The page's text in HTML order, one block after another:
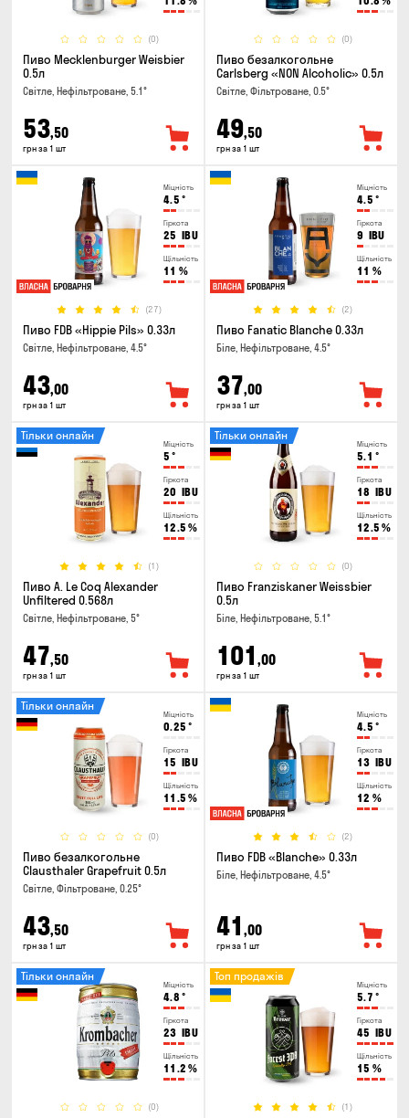
(0)
Пиво Mecklenburger Weisbier
0.5л
Світле, Нефільтроване, 5.1°
53,50
грн за 1 шт
(0)
Пиво безалкогольне
Carlsberg «NON Alcoholic» 0.5л
Світле, Фільтроване, 0.5°
49,50
грн за 1 шт
Міцність
4.5 °
Гіркота
25 IBU
Щільність
11 %
(27)
Пиво FDB «Hippie Pils» 0.33л
Світле, Нефільтроване, 4.5°
43,00
грн за 1 шт
Міцність
4.5 °
Гіркота
9 IBU
Щільність
11 %
(2)
Пиво Fanatic Blanche 0.33л
Біле, Нефільтроване, 4.5°
37,00
грн за 1 шт
Міцність
5 °
Гіркота
20 IBU
Щільність
12.5 %
(1)
Тільки онлайн
Пиво A. Le Coq Alexander
Unfiltered 0.568л
Світле, Нефільтроване, 5°
47,50
грн за 1 шт
Міцність
5.1 °
Гіркота
18 IBU
Щільність
12.5 %
(0)
Тільки онлайн
Пиво Franziskaner Weissbier
0.5л
Біле, Нефільтроване, 5.1°
101 ,00
грн за 1 шт
Міцність
0.25 °
Гіркота
15 IBU
Щільність
11.5 %
(0)
Тільки онлайн
Пиво безалкогольне
Clausthaler Grapefruit 0.5л
Світле, Фільтроване, 0.25°
43,50
грн за 1 шт
Міцність
4.5 °
Гіркота
13 IBU
Щільність
12 %
(2)
Пиво FDB «Blanche» 0.33л
Біле, Нефільтроване, 4.5°
41 ,00
грн за 1 шт
Міцність
4.8 °
Гіркота
23 IBU
Щільність
11.2 %
(0)
Тільки онлайн
Міцність
5.7 °
Гіркота
45 IBU
Щільність
15 %
(1)
Топ продажів